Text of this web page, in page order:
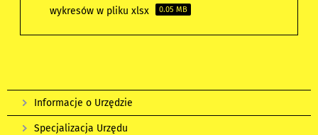
wykresów w pliku xlsx
0.05 MB
Informacje o Urzędzie
Specjalizacja Urzędu